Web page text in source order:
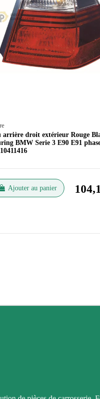
arrière droit extérieur Rouge
BMW Serie 3 E90 E91
Ajouter au panier